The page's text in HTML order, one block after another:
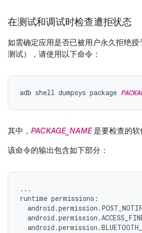
在测试和调试时检查遭拒状态
如需确定应用是否已被用户永久拒绝授
测试），请使用以下命令：
adb shell dumpsys package
其中， PACKAGE_NAME是要检查的软
该命令的输出包含如下部分：
...
runtime permissions: